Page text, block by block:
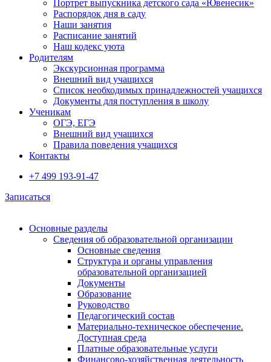
Портрет выпускника детского сада «Ювенесик»
Распорядок дня в саду
Наши занятия
Расписание занятий
Наш кодекс уюта
Родителям
Экскурсионная программа
Внешний вид учащихся
Список необходимых принадлежностей учащихся
Документы для поступления в школу
Ученикам
ОГЭ, ЕГЭ
Внешний вид учащихся
Правила поведения учащихся
Контакты
+7 499 193-91-47
Записаться
Основные разделы
Сведения об образовательной организации
Основные сведения
Структура и органы управления
образовательной организацией
Документы
Образование
Руководство
Педагогический состав
Материально-техническое обеспечение.
Доступная среда
Платные образовательные услуги
Финансово-хозяйственная деятельность